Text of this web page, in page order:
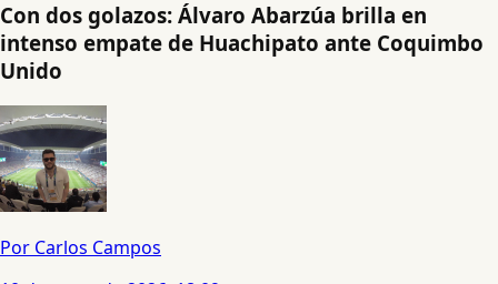
Con dos golazos: Álvaro Abarzúa brilla en
intenso empate de Huachipato ante Coquimbo
Unido
Por Carlos Campos